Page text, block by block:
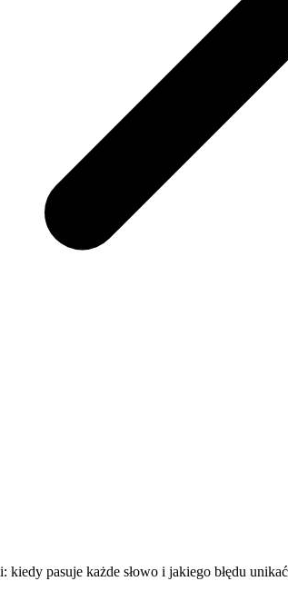
pasuje każde słowo i jakiego błędu